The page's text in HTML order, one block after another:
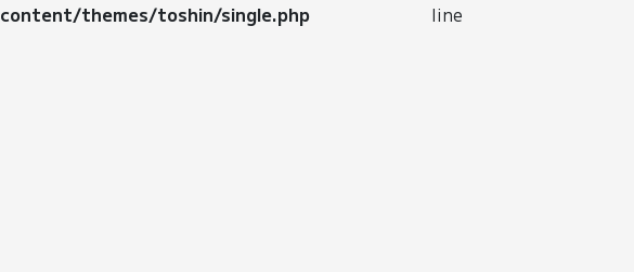
content/themes/toshin/single.php
line